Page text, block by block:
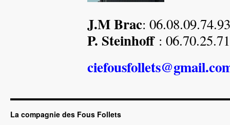
J.M Brac: 06.08.09.74.93
P. Steinhoff:
La compagnie des Fous Follets